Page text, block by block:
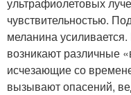
чувствительностью.
меланина
возникают различные
исчезающие со
вызывают опасений,